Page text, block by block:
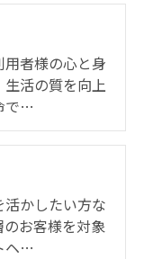
者様の心と身
活の質を向上
で…
かしたい方な
のお客様を対象
ヘ…